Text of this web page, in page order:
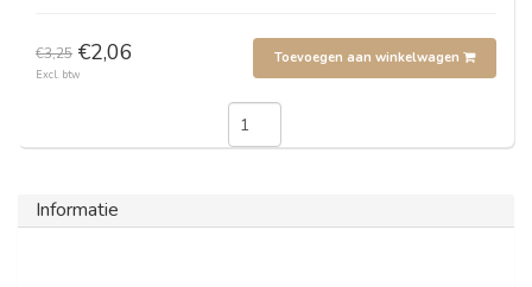
€3,25 €2,06
Excl. btw
Toevoegen aan winkelwagen
Informatie